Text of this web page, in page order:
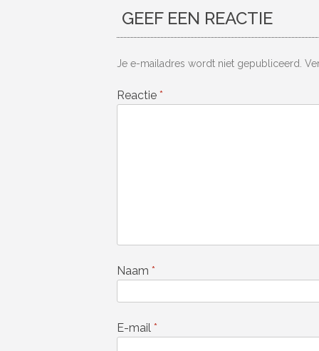
GEEF EEN REACTIE
Je e-mailadres wordt niet gepubliceerd.
Reactie *
Naam *
E-mail *